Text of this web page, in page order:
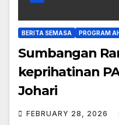
BERITA SEMASA PROGRAM
Sumbangan
keprihatinan
Johari
FEBRUARY 28, 2026